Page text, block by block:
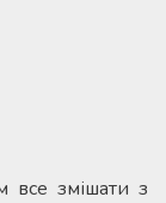
все змішати з